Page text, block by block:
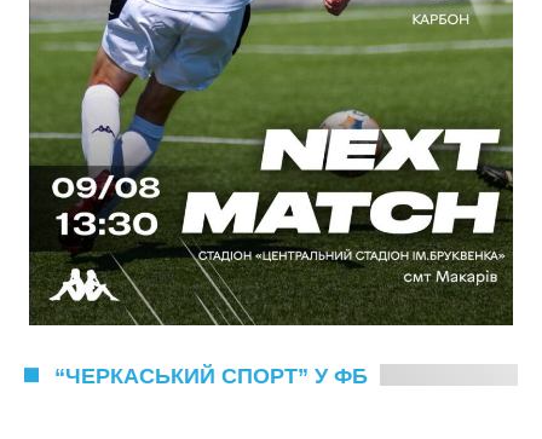
“ЧЕРКАСЬКИЙ СПОРТ” У ФБ